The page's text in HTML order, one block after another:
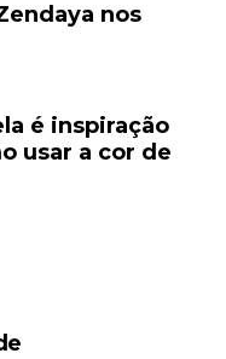
nos
é inspiração
usar a cor de